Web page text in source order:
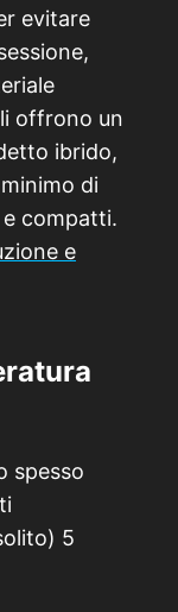
evitare
offrono un
ibrido,
di
compatti.
e
spesso
5